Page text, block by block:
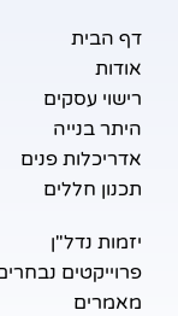
הבית
עסקים
בנייה
פנים
חללים
נדל"ן
נבחרים